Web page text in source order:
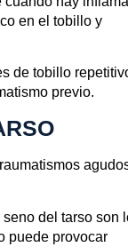
en el tobillo y
de tobillo
previo.
del tarso son
puede provocar